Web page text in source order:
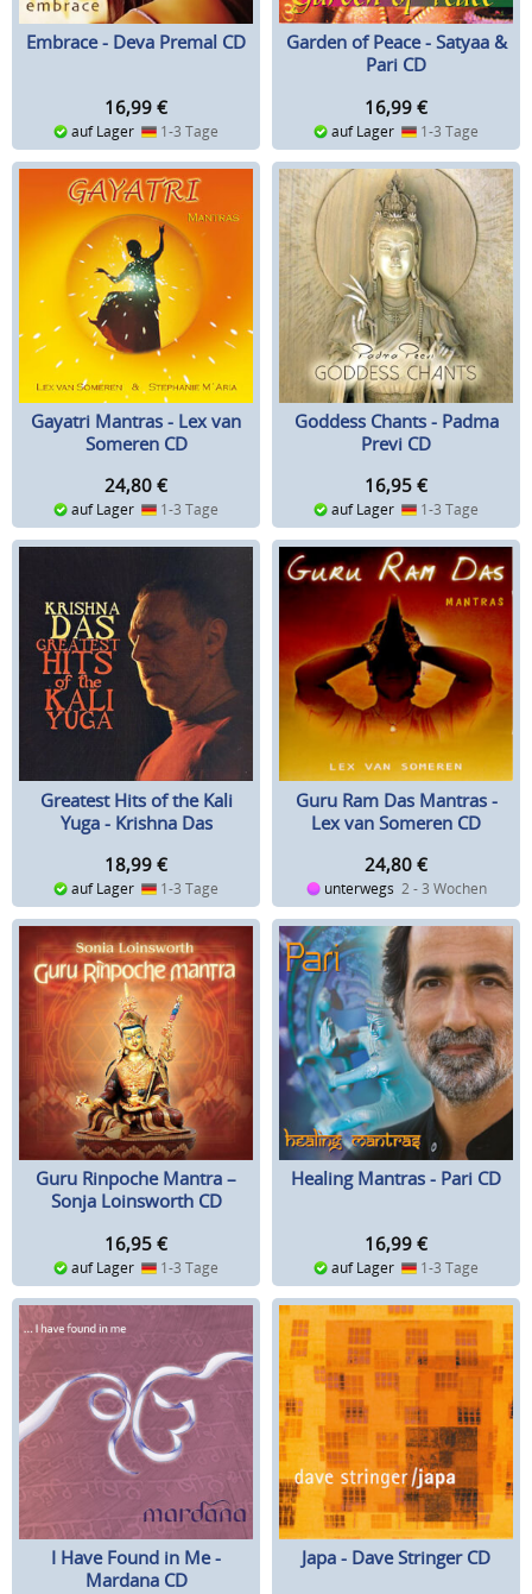
Embrace - Deva Premal CD
16,99 €
auf Lager 1-3 Tage
Garden of Peace - Satyaa &
Pari CD
16,99 €
auf Lager 1-3 Tage
Gayatri Mantras - Lex van
Someren CD
24,80 €
auf Lager 1-3 Tage
Goddess Chants - Padma
Previ CD
16,95 €
auf Lager 1-3 Tage
Greatest Hits of the Kali
Yuga - Krishna Das
18,99 €
auf Lager 1-3 Tage
Guru Ram Das Mantras -
Lex van Someren CD
24,80 €
unterwegs 2 - 3 Wochen
Guru Rinpoche Mantra –
Sonja Loinsworth CD
16,95 €
auf Lager 1-3 Tage
Healing Mantras - Pari CD
16,99 €
auf Lager 1-3 Tage
I Have Found in Me -
Mardana CD
Japa - Dave Stringer CD